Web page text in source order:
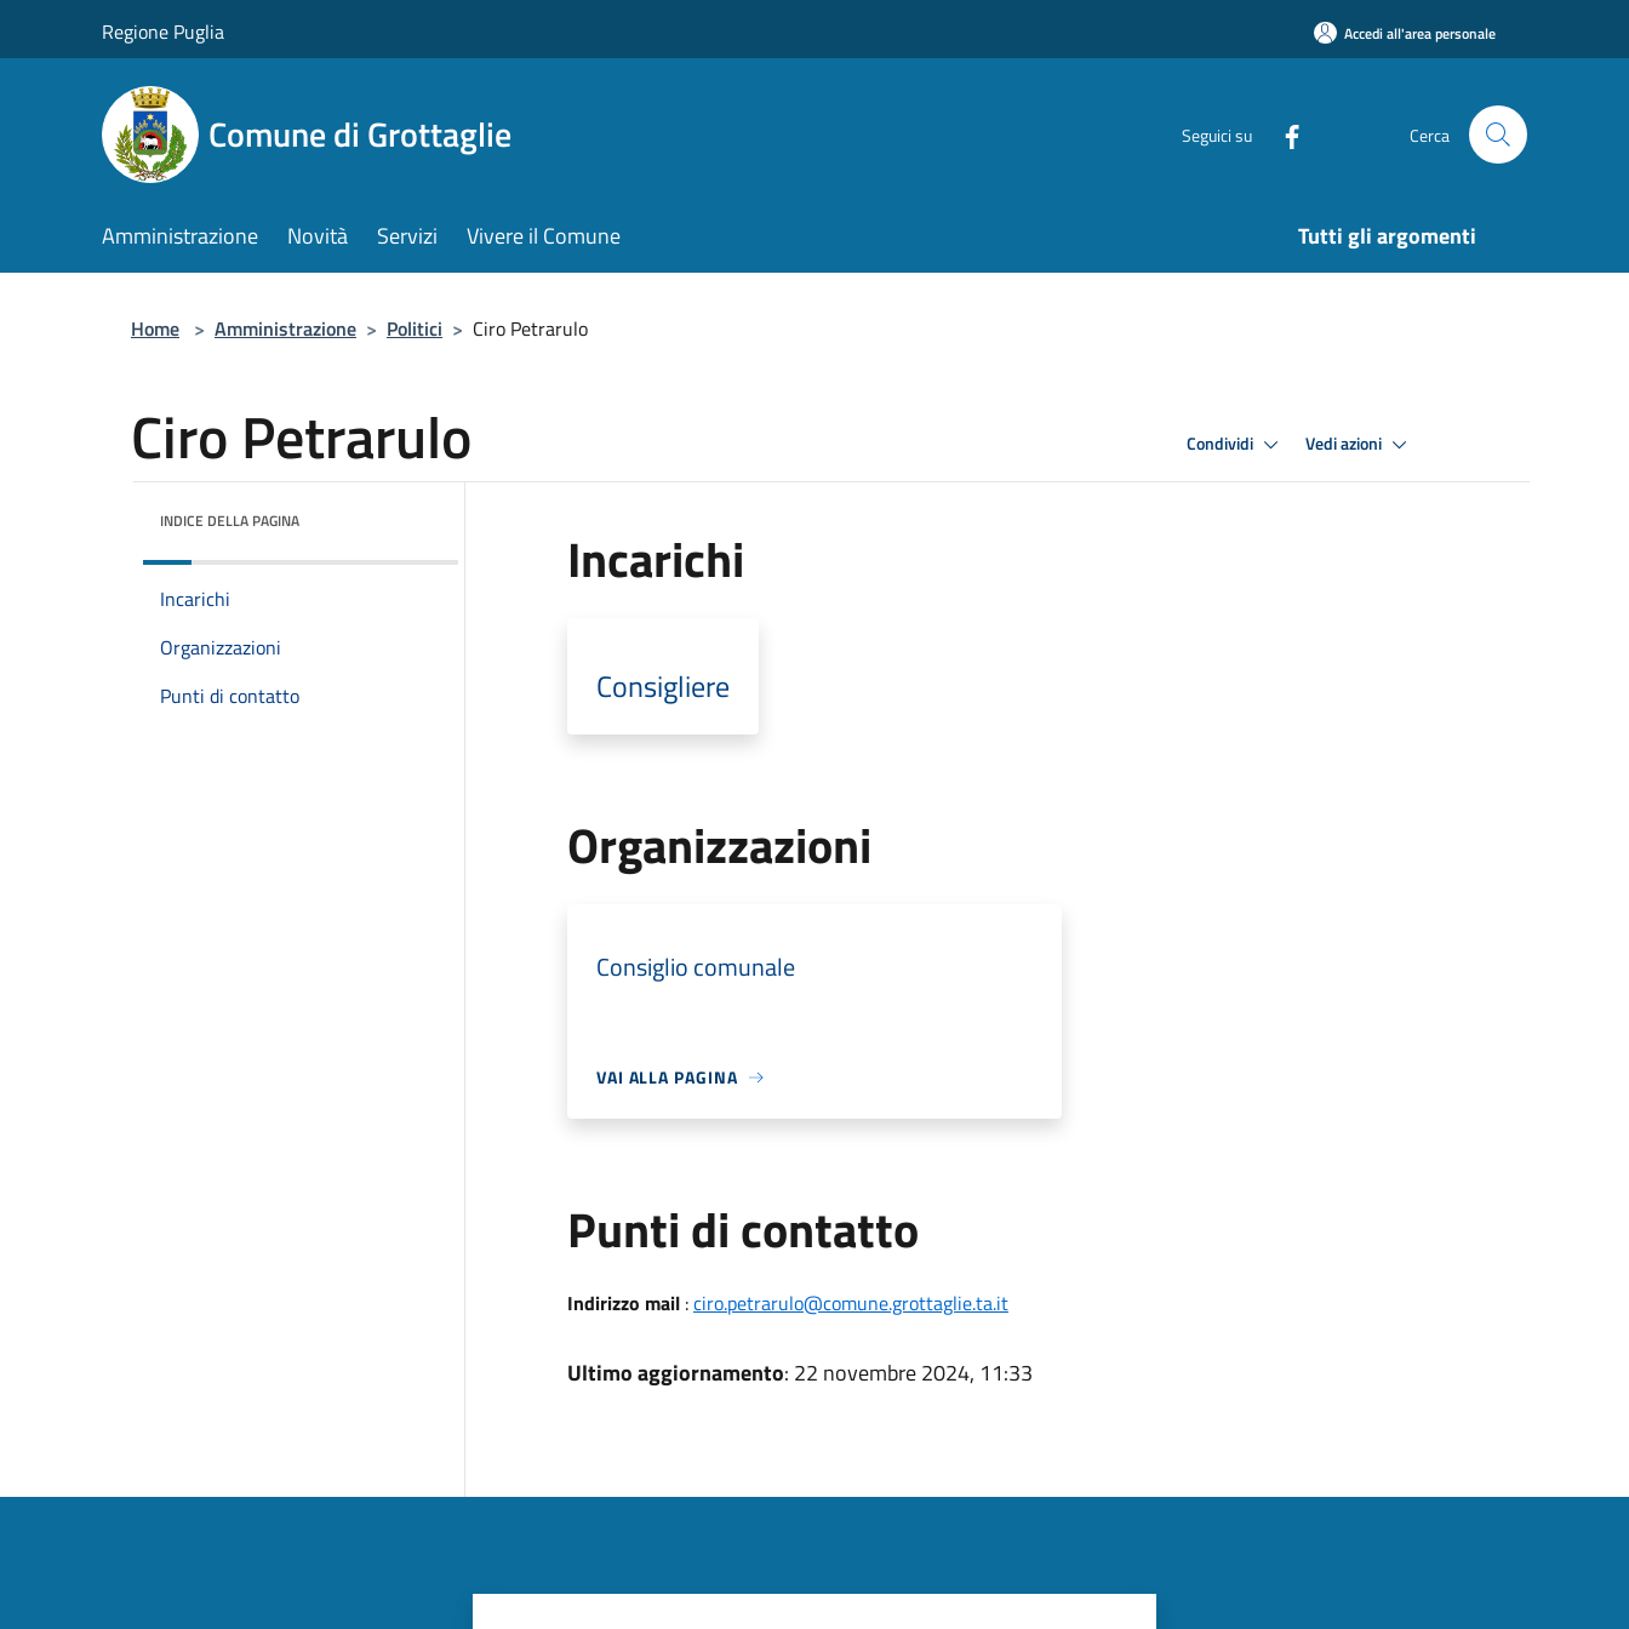
Regione Puglia Accedi all'area personale
Comune di Grottaglie Seguici su Cerca
Amministrazione Novità Servizi Vivere il Comune Tutti gli argomenti
Home > Amministrazione > Politici > Ciro Petrarulo
Ciro Petrarulo Condividi Vedi azioni
INDICE DELLA PAGINA
Incarichi
Organizzazioni
Punti di contatto
Incarichi
Consigliere
Organizzazioni
Consiglio comunale
VAI ALLA PAGINA
Punti di contatto
Indirizzo mail:ciro.petrarulo@comune.grottaglie.ta.it
Ultimo aggiornamento: 22 novembre 2024, 11:33